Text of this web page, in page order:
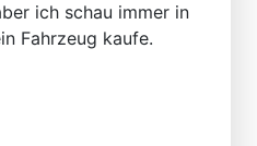
ich schau immer in
Fahrzeug kaufe.